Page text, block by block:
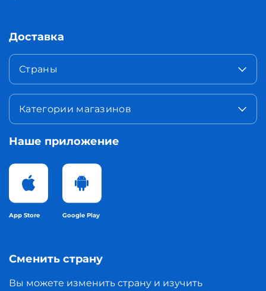
Доставка
Страны
Категории магазинов
Наше приложение
App Store Google Play
Сменить страну
Вы можете изменить страну и изучить